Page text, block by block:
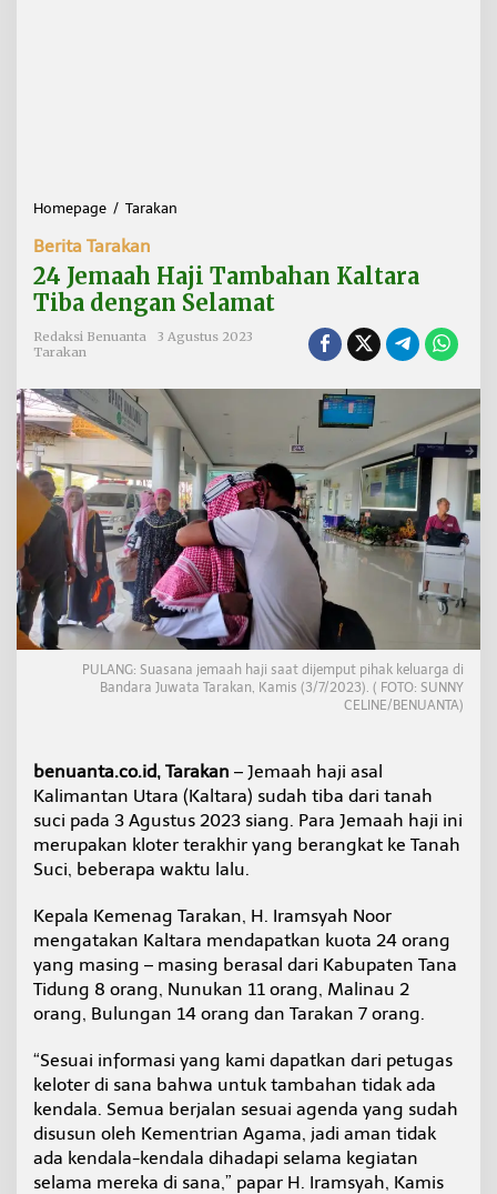
Homepage / Tarakan
e
m
a
h
a
j
i
T
a
m
b
a
h
a
n
K
a
l
t
a
i
b
a
d
e
n
a
n
S
e
l
a
t
Berita Tarakan
24 Jemaah Haji Tambahan Kaltara
Tiba dengan Selamat
Redaksi Benuanta
3 Agustus 2023
Tarakan
PULANG: Suasana jemaah haji saat dijemput pihak keluarga di
Bandara Juwata Tarakan, Kamis (3/7/2023). ( FOTO: SUNNY
CELINE/BENUANTA)
benuanta.co.id, Tarakan – Jemaah haji asal
Kalimantan Utara (Kaltara) sudah tiba dari tanah
suci pada 3 Agustus 2023 siang. Para Jemaah haji ini
merupakan kloter terakhir yang berangkat ke Tanah
Suci, beberapa waktu lalu.
Kepala Kemenag Tarakan, H. Iramsyah Noor
mengatakan Kaltara mendapatkan kuota 24 orang
yang masing – masing berasal dari Kabupaten Tana
Tidung 8 orang, Nunukan 11 orang, Malinau 2
orang, Bulungan 14 orang dan Tarakan 7 orang.
“Sesuai informasi yang kami dapatkan dari petugas
keloter di sana bahwa untuk tambahan tidak ada
kendala. Semua berjalan sesuai agenda yang sudah
disusun oleh Kementrian Agama, jadi aman tidak
ada kendala-kendala dihadapi selama kegiatan
selama mereka di sana,” papar H. Iramsyah, Kamis